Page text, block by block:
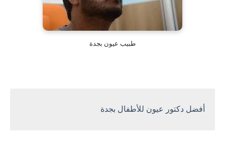
طبيب عيون بجدة
أفضل دكتور عيون للأطفال بجدة